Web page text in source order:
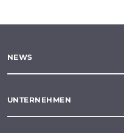
NEWS
UNTERNEHMEN